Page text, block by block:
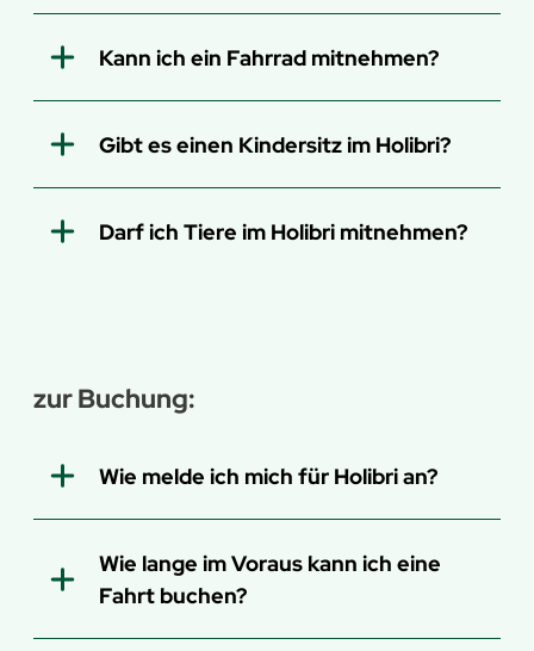
Kann ich ein Fahrrad mitnehmen?
Gibt es einen Kindersitz im Holibri?
Darf ich Tiere im Holibri mitnehmen?
zur Buchung:
Wie melde ich mich für Holibri an?
Wie lange im Voraus kann ich eine
Fahrt buchen?